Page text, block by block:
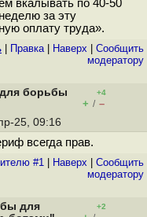
вкалывать по 40-50
за эту
оплату труда».
Правка| Наверх
Cообщить
модератору
борьбы
+4
+ / –
25, 09:16
всегда прав.
#1 Наверх
Cообщить
модератору
для
+2